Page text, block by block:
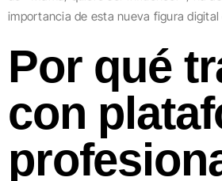
importancia de esta nueva figura digital
Por qué
con